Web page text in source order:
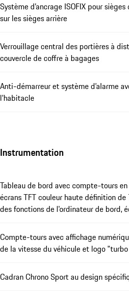
Système d’ancrage ISOFIX pour
sur les sièges arrière
Verrouillage central des portières à
couvercle de coffre à bagages
Anti-démarreur et système d’alarme
l’habitacle
Instrumentation
Tableau de bord avec compte-tours
écrans TFT couleur haute définition
des fonctions de l'ordinateur de bord,
Compte-tours avec affichage
de la vitesse du véhicule et logo
Cadran Chrono Sport au design